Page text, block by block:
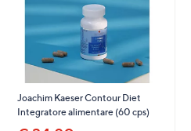
Joachim Kaeser Contour Diet
Integratore alimentare (60 cps)